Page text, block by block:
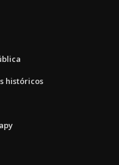
históricos